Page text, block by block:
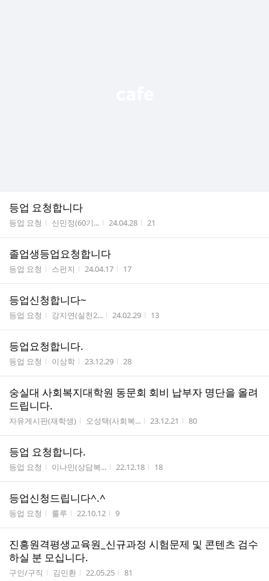
등업 요청합니다
게시판명
등업 요청 작성자
신민정(60기... 작성시간
24.04.28 조회수
21
졸업생등업요청합니다
게시판명
등업 요청 작성자
스펀지 작성시간
24.04.17 조회수
17
등업신청합니다~
게시판명
등업 요청 작성자
강지연(실천2... 작성시간
24.02.29 조회수
13
등업요청합니다.
게시판명
등업 요청 작성자
이상학 작성시간
23.12.29 조회수
28
숭실대 사회복지대학원 동문회 회비 납부자 명단을 올려
드립니다.
게시판명
자유게시판(재학생) 작성자
오성택(사회복... 작성시간
23.12.21 조회수
80
등업 요청합니다.
게시판명
등업 요청 작성자
이나민(상담복... 작성시간
22.12.18 조회수
18
등업신청드립니다^.^
게시판명
등업 요청 작성자
룰루 작성시간
22.10.12 조회수
9
진흥원격평생교육원_신규과정 시험문제 및 콘텐츠 검수
하실 분 모십니다.
게시판명
구인/구직 작성자
김민환 작성시간
22.05.25 조회수
81